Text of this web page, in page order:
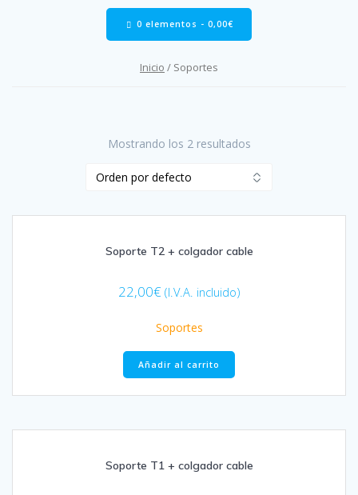
0 elementos - 0,00€
Inicio / Soportes
Mostrando los 2 resultados
Soporte T2 + colgador cable
22,00€ (I.V.A. incluido)
Soportes
Añadir al carrito
Soporte T1 + colgador cable